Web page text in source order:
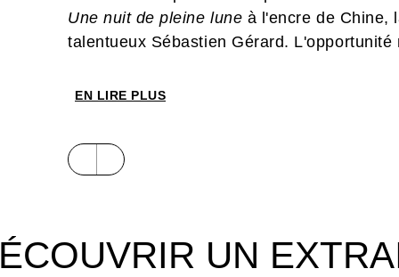
Une nuit de pleine lune à l'encre de Chine,
talentueux Sébastien Gérard.
édition permettra d'admirer mieux encore
brillant. Un collector indispensable à toute
EN LIRE PLUS
UN